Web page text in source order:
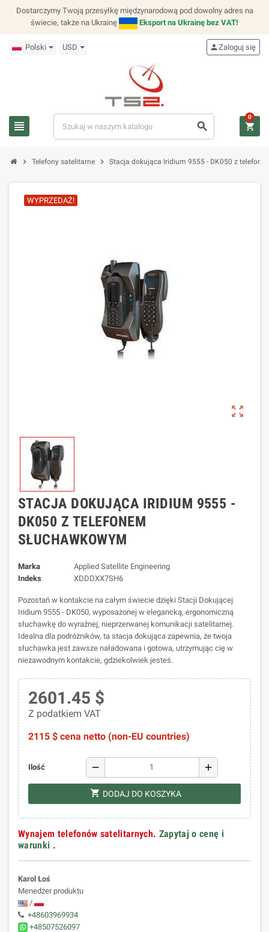
Dostarczymy Twoją przesyłkę międzynarodową pod dowolny adres na
świecie, także na Ukrainę
Eksport na Ukrainę bez VAT!
Polski USD
view_headline search
personZaloguj się
shopping_cart
0
chevron_right Telefony satelitarne chevron_right Stacja dokująca Iridium 9555 - DK050 z
zoom_out_map
WYPRZEDAŻ!
STACJA DOKUJĄCA IRIDIUM 9555 -
DK050 Z TELEFONEM
SŁUCHAWKOWYM
Marka
Applied Satellite Engineering
Indeks
XDDDXX7SH6
Pozostań w kontakcie na całym świecie dzięki Stacji Dokującej
Iridium 9555 - DK050, wyposażonej w elegancką, ergonomiczną
słuchawkę do wyraźnej, nieprzerwanej komunikacji satelitarnej.
Idealna dla podróżników, ta stacja dokująca zapewnia, że twoja
słuchawka jest zawsze naładowana i gotowa, utrzymując cię w
niezawodnym kontakcie, gdziekolwiek jesteś.
2601.45 $
Z podatkiem VAT
2115 $ cena netto (non-EU countries)
Ilość remove add
shopping_cart DODAJ DO KOSZYKA
Wynajem telefonów satelitarnych. Zapytaj o cenę i
warunki .
Karol Łoś
Menedżer produktu
/
+48603969934
+48507526097